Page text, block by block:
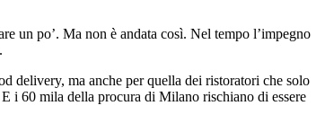
un po’. Ma non è andata così. Nel tempo l’impegno
delivery, ma anche per quella dei ristoratori che solo
i 60 mila della procura di Milano rischiano di essere